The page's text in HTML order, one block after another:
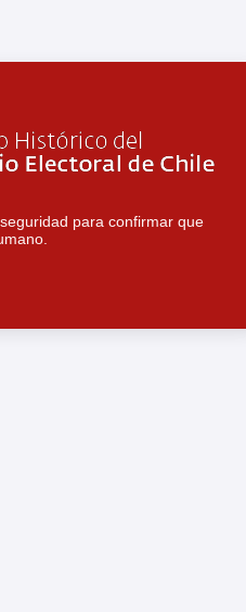
para confirmar que